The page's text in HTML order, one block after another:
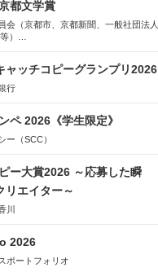
都文学賞
会（京都市、京都新聞、一般社団法人
）
書房新社、幻冬舎、講談社、光文社、
伝社、新潮社、淡交社、ちいさいミシ
川書房、PHP研究所、双葉社、文藝春
ャッチコピーグランプリ2026
行
ペ 2026《学生限定》
ー（SCC）
ー大賞2026 ～応募した瞬
リエイター～
川
2026
ポートフォリオ